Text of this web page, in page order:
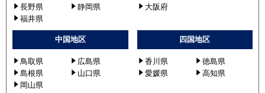
長野県
静岡県
福井県
大阪府
中国地区
鳥取県
広島県
島根県
山口県
岡山県
四国地区
香川県
徳島県
愛媛県
高知県